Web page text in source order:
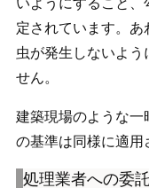
いようにすること、
定されています。
虫が発生しないよう
せん。
建築現場のような一
の基準は同様に適用
処理業者への委